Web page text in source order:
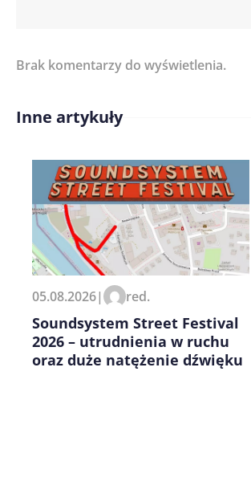
Imię/ Nick*
Zapamiętaj
Brak komentarzy do wyświetlenia.
Inne artykuły
05.08.2026| red.
Soundsystem Street Festival
2026 – utrudnienia w ruchu
oraz duże natężenie dźwięku